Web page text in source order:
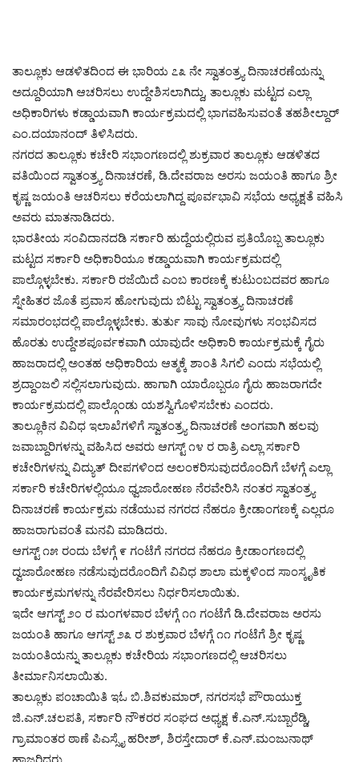
ತಾಲ್ಲೂಕು ಆಡಳಿತದಿಂದ ಈ ಭಾರಿಯ ೭೩ ನೇ ಸ್ವಾತಂತ್ರ್ಯ ದಿನಾಚರಣೆಯನ್ನು
ಅದ್ದೂರಿಯಾಗಿ ಆಚರಿಸಲು ಉದ್ದೇಶಿಸಲಾಗಿದ್ದು, ತಾಲ್ಲೂಕು ಮಟ್ಟದ ಎಲ್ಲಾ
ಅಧಿಕಾರಿಗಳು ಕಡ್ಡಾಯವಾಗಿ ಕಾರ್ಯಕ್ರಮದಲ್ಲಿ ಭಾಗವಹಿಸುವಂತೆ ತಹಶೀಲ್ದಾರ್
ಎಂ.ದಯಾನಂದ್ ತಿಳಿಸಿದರು.
ನಗರದ ತಾಲ್ಲೂಕು ಕಚೇರಿ ಸಭಾಂಗಣದಲ್ಲಿ ಶುಕ್ರವಾರ ತಾಲ್ಲೂಕು ಆಡಳಿತದ
ವತಿಯಿಂದ ಸ್ವಾತಂತ್ರ್ಯ ದಿನಾಚರಣೆ, ಡಿ.ದೇವರಾಜ ಅರಸು ಜಯಂತಿ ಹಾಗೂ ಶ್ರೀ
ಕೃಷ್ಣ ಜಯಂತಿ ಆಚರಿಸಲು ಕರೆಯಲಾಗಿದ್ದ ಪೂರ್ವಭಾವಿ ಸಭೆಯ ಅಧ್ಯಕ್ಷತೆ ವಹಿಸಿ
ಅವರು ಮಾತನಾಡಿದರು.
ಭಾರತೀಯ ಸಂವಿದಾನದಡಿ ಸರ್ಕಾರಿ ಹುದ್ದೆಯಲ್ಲಿರುವ ಪ್ರತಿಯೊಬ್ಬ ತಾಲ್ಲೂಕು
ಮಟ್ಟದ ಸರ್ಕಾರಿ ಅಧಿಕಾರಿಯೂ ಕಡ್ಡಾಯವಾಗಿ ಕಾರ್ಯಕ್ರಮದಲ್ಲಿ
ಪಾಲ್ಗೊಳ್ಳಬೇಕು. ಸರ್ಕಾರಿ ರಜೆಯಿದೆ ಎಂಬ ಕಾರಣಕ್ಕೆ ಕುಟುಂಬದವರ ಹಾಗೂ
ಸ್ನೇಹಿತರ ಜೊತೆ ಪ್ರವಾಸ ಹೋಗುವುದು ಬಿಟ್ಟು ಸ್ವಾತಂತ್ರ್ಯ ದಿನಾಚರಣೆ
ಸಮಾರಂಭದಲ್ಲಿ ಪಾಲ್ಗೊಳ್ಳಬೇಕು. ತುರ್ತು ಸಾವು ನೋವುಗಳು ಸಂಭವಿಸದ
ಹೊರತು ಉದ್ದೇಶಪೂರ್ವಕವಾಗಿ ಯಾವುದೇ ಅಧಿಕಾರಿ ಕಾರ್ಯಕ್ರಮಕ್ಕೆ ಗೈರು
ಹಾಜರಾದಲ್ಲಿ ಅಂತಹ ಅಧಿಕಾರಿಯ ಆತ್ಮಕ್ಕೆ ಶಾಂತಿ ಸಿಗಲಿ ಎಂದು ಸಭೆಯಲ್ಲಿ
ಶ್ರದ್ದಾಂಜಲಿ ಸಲ್ಲಿಸಲಾಗುವುದು. ಹಾಗಾಗಿ ಯಾರೊಬ್ಬರೂ ಗೈರು ಹಾಜರಾಗದೇ
ಕಾರ್ಯಕ್ರಮದಲ್ಲಿ ಪಾಲ್ಗೊಂಡು ಯಶಸ್ವಿಗೊಳಿಸಬೇಕು ಎಂದರು.
ತಾಲ್ಲೂಕಿನ ವಿವಿಧ ಇಲಾಖೆಗಳಿಗೆ ಸ್ವಾತಂತ್ರ್ಯ ದಿನಾಚರಣೆ ಅಂಗವಾಗಿ ಹಲವು
ಜವಾಬ್ದಾರಿಗಳನ್ನು ವಹಿಸಿದ ಅವರು ಆಗಸ್ಟ್ ೧೪ ರ ರಾತ್ರಿ ಎಲ್ಲಾ ಸರ್ಕಾರಿ
ಕಚೇರಿಗಳನ್ನು ವಿದ್ಯುತ್ ದೀಪಗಳಿಂದ ಅಲಂಕರಿಸುವುದರೊಂದಿಗೆ ಬೆಳಗ್ಗೆ ಎಲ್ಲಾ
ಸರ್ಕಾರಿ ಕಚೇರಿಗಳಲ್ಲಿಯೂ ಧ್ವಜಾರೋಹಣ ನೆರವೇರಿಸಿ ನಂತರ ಸ್ವಾತಂತ್ರ್ಯ
ದಿನಾಚರಣೆ ಕಾರ್ಯಕ್ರಮ ನಡೆಯುವ ನಗರದ ನೆಹರೂ ಕ್ರೀಡಾಂಗಣಕ್ಕೆ ಎಲ್ಲರೂ
ಹಾಜರಾಗುವಂತೆ ಮನವಿ ಮಾಡಿದರು.
ಆಗಸ್ಟ್ ೧೫ ರಂದು ಬೆಳಗ್ಗೆ ೯ ಗಂಟೆಗೆ ನಗರದ ನೆಹರೂ ಕ್ರೀಡಾಂಗಣದಲ್ಲಿ
ದ್ವಜಾರೋಹಣ ನಡೆಸುವುದರೊಂದಿಗೆ ವಿವಿಧ ಶಾಲಾ ಮಕ್ಕಳಿಂದ ಸಾಂಸ್ಕೃತಿಕ
ಕಾರ್ಯಕ್ರಮಗಳನ್ನು ನೆರವೇರಿಸಲು ನಿರ್ಧರಿಸಲಾಯಿತು.
ಇದೇ ಆಗಸ್ಟ್ ೨೦ ರ ಮಂಗಳವಾರ ಬೆಳಗ್ಗೆ ೧೧ ಗಂಟೆಗೆ ಡಿ.ದೇವರಾಜ ಅರಸು
ಜಯಂತಿ ಹಾಗೂ ಆಗಸ್ಟ್ ೨೩ ರ ಶುಕ್ರವಾರ ಬೆಳಗ್ಗೆ ೧೧ ಗಂಟೆಗೆ ಶ್ರೀ ಕೃಷ್ಣ
ಜಯಂತಿಯನ್ನು ತಾಲ್ಲೂಕು ಕಚೇರಿಯ ಸಭಾಂಗಣದಲ್ಲಿ ಆಚರಿಸಲು
ತೀರ್ಮಾನಿಸಲಾಯಿತು.
ತಾಲ್ಲೂಕು ಪಂಚಾಯಿತಿ ಇಓ ಬಿ.ಶಿವಕುಮಾರ್, ನಗರಸಭೆ ಪೌರಾಯುಕ್ತ
ಜಿ.ಎನ್.ಚಲಪತಿ, ಸರ್ಕಾರಿ ನೌಕರರ ಸಂಘದ ಅಧ್ಯಕ್ಷ ಕೆ.ಎನ್.ಸುಬ್ಬಾರೆಡ್ಡಿ,
ಗ್ರಾಮಾಂತರ ಠಾಣೆ ಪಿಎಸ್ಸೈ ಹರೀಶ್, ಶಿರಸ್ತೇದಾರ್ ಕೆ.ಎನ್.ಮಂಜುನಾಥ್